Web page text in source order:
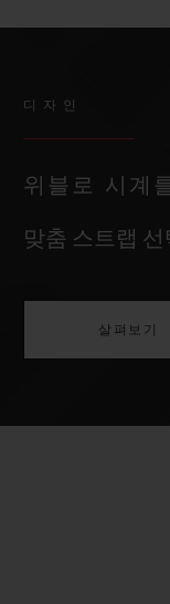
디자인
위블로 시계
맞춤 스트랩
살펴보기